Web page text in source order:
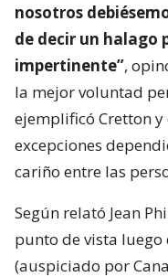
nosotros
de decir un halago
impertinente”,
la mejor voluntad
ejemplificó Cretton
excepciones
cariño entre las
Según relató Jean
punto de vista
(auspiciado por